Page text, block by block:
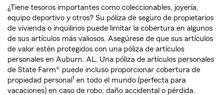
¿Tiene tesoros importantes como coleccionables, joyería,
equipo deportivo y otros? Su póliza de seguro de propietarios
de vivienda o inquilinos puede limitar la cobertura en algunos
de sus artículos más valiosos. Asegúrese de que sus artículos
de valor estén protegidos con una póliza de artículos
personales en Auburn, AL. Una póliza de artículos personales
de State Farm® puede incluso proporcionar cobertura de
propiedad personal 1 en todo el mundo (perfecta para
vacaciones) en caso de robo, daño accidental o pérdida.